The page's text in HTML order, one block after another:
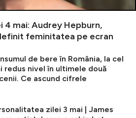
4 mai: Audrey Hepburn,
feminitatea pe ecran
de bere în România, la cel
redus nivel în ultimele două
Ce ascund cifrele
zilei 3 mai | James